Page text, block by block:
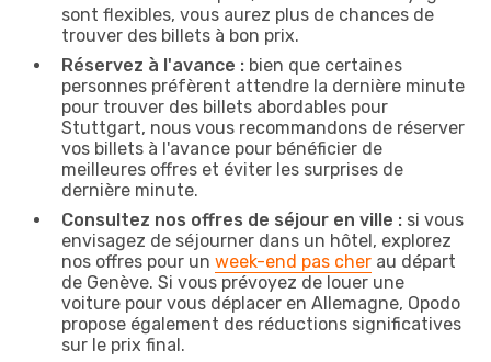
sont flexibles, vous aurez plus de chances de
trouver des billets à bon prix.
Réservez à l'avance : bien que certaines
personnes préfèrent attendre la dernière minute
pour trouver des billets abordables pour
Stuttgart, nous vous recommandons de réserver
vos billets à l'avance pour bénéficier de
meilleures offres et éviter les surprises de
dernière minute.
Consultez nos offres de séjour en ville : si vous
envisagez de séjourner dans un hôtel, explorez
nos offres pour un week-end pas cher au départ
de Genève. Si vous prévoyez de louer une
voiture pour vous déplacer en Allemagne, Opodo
propose également des réductions significatives
sur le prix final.